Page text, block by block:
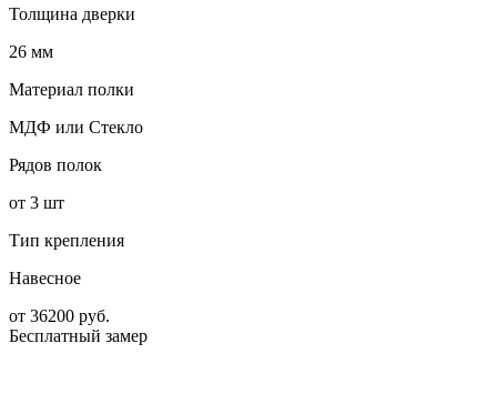
Толщина дверки
26 мм
Материал полки
МДФ или Стекло
Рядов полок
от 3 шт
Тип крепления
Навесное
от 36200 руб.
Бесплатный замер